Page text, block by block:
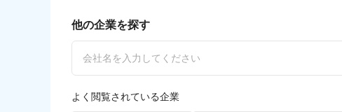
他の企業を探す
よく閲覧されている企業